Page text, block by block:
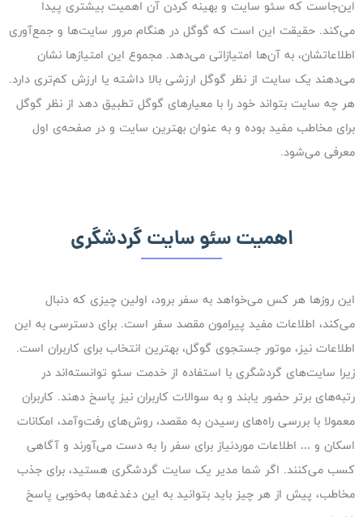
این‌جاست که سئو سایت و بهینه کردن آن اهمیت بیشتری پیدا
می‌کند. حقیقت این است که گوگل در هنگام مرور سایت‌ها و جمع‌آوری
اطلاعاتشان، به آن‌ها امتیازاتی می‌دهد. مجموع این امتیازها نشان
می‌دهند یک سایت از نظر گوگل ارزشی بالا داشته یا ارزش کم‌تری دارد.
هر چه سایت بتواند خود را با معیارهای گوگل تطبیق دهد از نظر گوگل
برای مخاطب مفید بوده و به عنوان بهترین سایت و در صفحه‌ی اول
معرفی می‌شود.
اهمیت سئو سایت گردشگری
این روزها هر کس می‌خواهد به سفر برود، اولین چیزی که دنبال
می‌کند، اطلاعات مفید پیرامون مقصد سفر است. برای دسترسی به این
اطلاعات نیز، موتور جستجوی گوگل، بهترین انتخاب برای کاربران است.
زیرا سایت‌های گردشگری با استفاده از خدمت سئو توانسته‌اند در
رتبه‌های برتر حضور یابند و به سوالات کاربران نیز پاسخ دهند. کاربران
معمولا با بررسی راه‌های رسیدن به مقصد، روش‌های رفت‌وآمد، امکانات
اسکان و … اطلاعات موردنیاز برای سفر را به دست می‌آورند و آگاهی
کسب می‌کنند. اگر شما مدیر یک سایت گردشگری هستید، برای جذب
مخاطب، پیش از هر چیز باید بتوانید به این دغدغه‌ها به‌خوبی پاسخ